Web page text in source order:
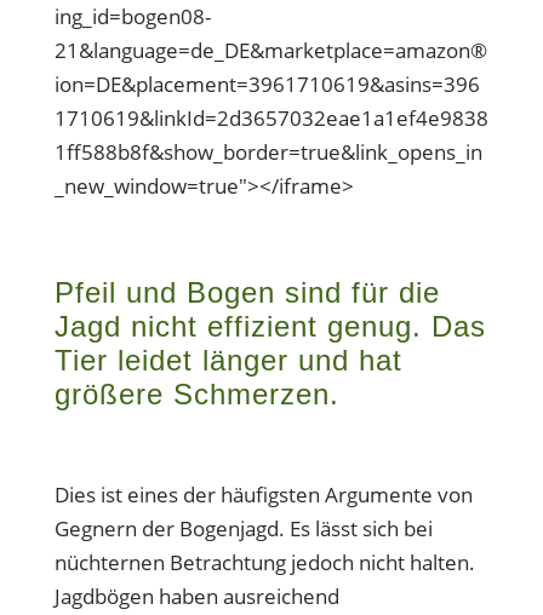
ing_id=bogen08-
21&language=de_DE&marketplace=amazon®
ion=DE&placement=3961710619&asins=396
1710619&linkId=2d3657032eae1a1ef4e9838
1ff588b8f&show_border=true&link_opens_in
_new_window=true"></iframe>
Pfeil und Bogen sind für die
Jagd nicht effizient genug. Das
Tier leidet länger und hat
größere Schmerzen.
Dies ist eines der häufigsten Argumente von
Gegnern der Bogenjagd. Es lässt sich bei
nüchternen Betrachtung jedoch nicht halten.
Jagdbögen haben ausreichend